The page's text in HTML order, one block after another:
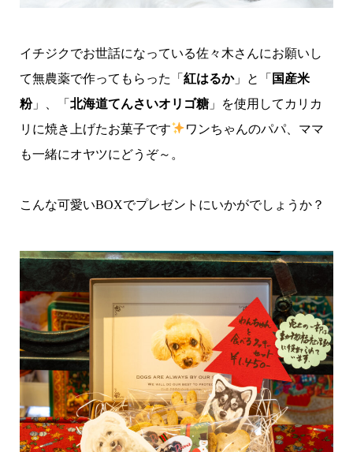
イチジクでお世話になっている佐々木さんにお願いし
て無農薬で作ってもらった「 紅はるか」と「 国産米
粉」、「 北海道てんさいオリゴ糖 」を使用してカリカ
リに焼き上げたお菓子です
ワンちゃんのパパ、ママ
も一緒にオヤツにどうぞ～。
こんな可愛いBOXでプレゼントにいかがでしょうか？